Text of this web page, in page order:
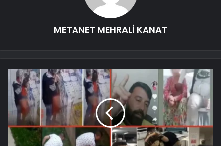
METANET MEHRALİ KANAT